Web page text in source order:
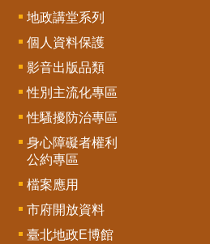
地政講堂系列
個人資料保護
影音出版品類
性別主流化專區
性騷擾防治專區
身心障礙者權利
公約專區
檔案應用
市府開放資料
臺北地政E博館